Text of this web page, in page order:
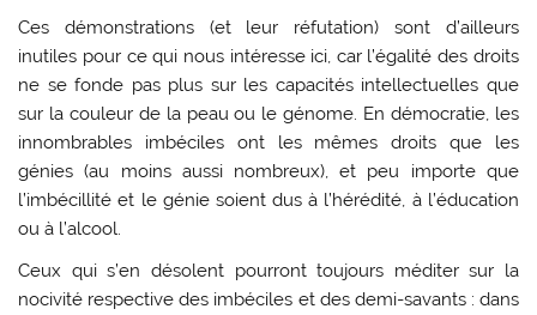
Ces démonstrations (et leur réfutation) sont d’ailleurs
inutiles pour ce qui nous intéresse ici, car l’égalité des droits
ne se fonde pas plus sur les capacités intellectuelles que
sur la couleur de la peau ou le génome. En démocratie, les
innombrables imbéciles ont les mêmes droits que les
génies (au moins aussi nombreux), et peu importe que
l’imbécillité et le génie soient dus à l’hérédité, à l’éducation
ou à l’alcool.
Ceux qui s’en désolent pourront toujours méditer sur la
nocivité respective des imbéciles et des demi-savants : dans